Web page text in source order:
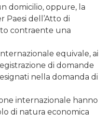
domicilio, oppure, la
Paesi dell’Atto di
contraente una
equivale, ai
di domande
nella domanda di
internazionale hanno
di natura economica